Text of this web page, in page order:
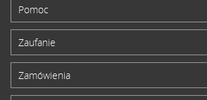
Pomoc
Zaufanie
Zamówienia